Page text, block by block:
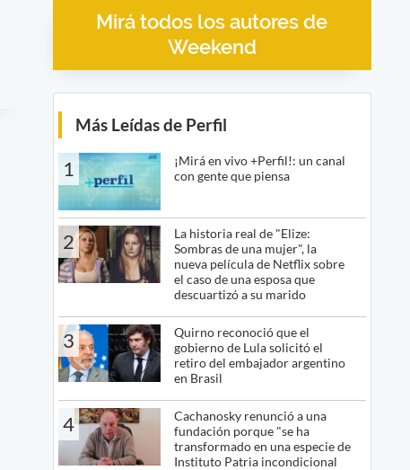
Mirá todos los autores de
Weekend
Más Leídas de Perfil
1
¡Mirá en vivo +Perfil!: un canal
con gente que piensa
2
La historia real de "Elize:
Sombras de una mujer", la
nueva película de Netflix sobre
el caso de una esposa que
descuartizó a su marido
3
Quirno reconoció que el
gobierno de Lula solicitó el
retiro del embajador argentino
en Brasil
4
Cachanosky renunció a una
fundación porque "se ha
transformado en una especie de
Instituto Patria incondicional